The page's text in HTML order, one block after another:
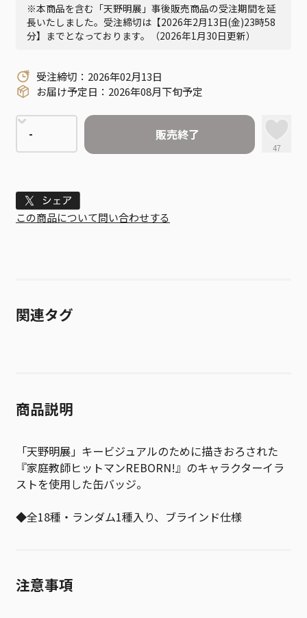
※本商品を含む「天野明展」事後販売商品の受注期間を延
長いたしました。受注締切は【2026年2月13日(金)23時58
分】までとなっております。（2026年1月30日更新）
受注締切：2026年02月13日
お届け予定日：2026年08月下旬予定
販売終了
47
Tweet
この商品について問い合わせする
関連タグ
商品説明
「天野明展」キービジュアルのために描きおろされた
『家庭教師ヒットマンREBORN!』のキャラクターイラ
ストを使用した缶バッジ。
◆全18種・ランダム1種入り、ブラインド仕様
注意事項